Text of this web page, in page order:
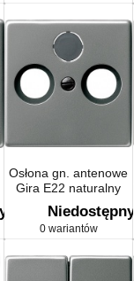
Osłona gn. antenowe
Gira E22 naturalny
stalowy
Niedostępny
0 wariantów